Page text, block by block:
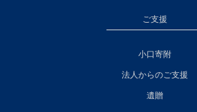
ご支援
小口寄附
法人からのご支援
遺贈